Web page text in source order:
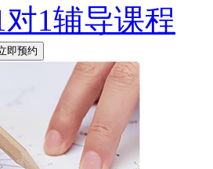
1辅导课程
即预约